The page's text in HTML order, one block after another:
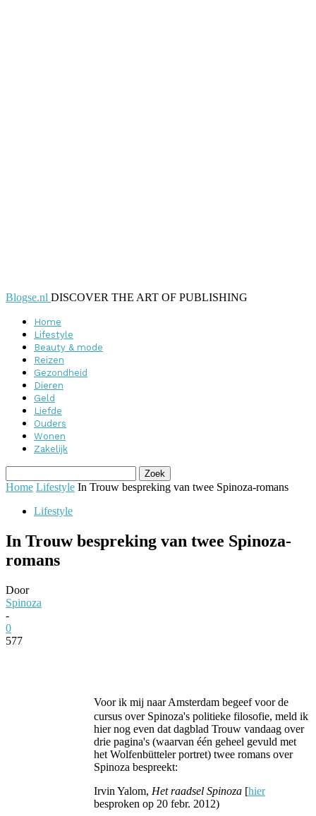
Blogse.nl DISCOVER THE ART OF PUBLISHING
Home
Lifestyle
Beauty & mode
Reizen
Gezondheid
Dieren
Geld
Liefde
Ouders
Wonen
Zakelijk
Home Lifestyle In Trouw bespreking van twee Spinoza-romans
Lifestyle
In Trouw bespreking van twee Spinoza-
romans
Door
Spinoza
-
0
577
Voor ik mij naar Amsterdam begeef voor de
cursus over Spinoza's politieke filosofie, meld ik
hier nog even dat dagblad Trouw vandaag over
drie pagina's (waarvan één geheel gevuld met
het Wolfenbütteler portret) twee romans over
Spinoza bespreekt:
Irvin Yalom, Het raadsel Spinoza [hier
besproken op 20 febr. 2012)